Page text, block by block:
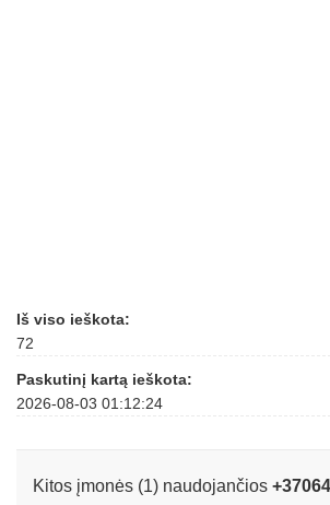
Iš viso ieškota:
72
Paskutinį kartą ieškota:
2026-08-03 01:12:24
Kitos įmonės (1) naudojančios